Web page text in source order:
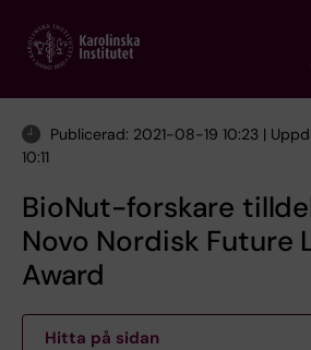
main
Publicerad: 2021-08-19 10:23 |
10:11
BioNut-forskare
Novo Nordisk Future
Award
Hitta på sidan